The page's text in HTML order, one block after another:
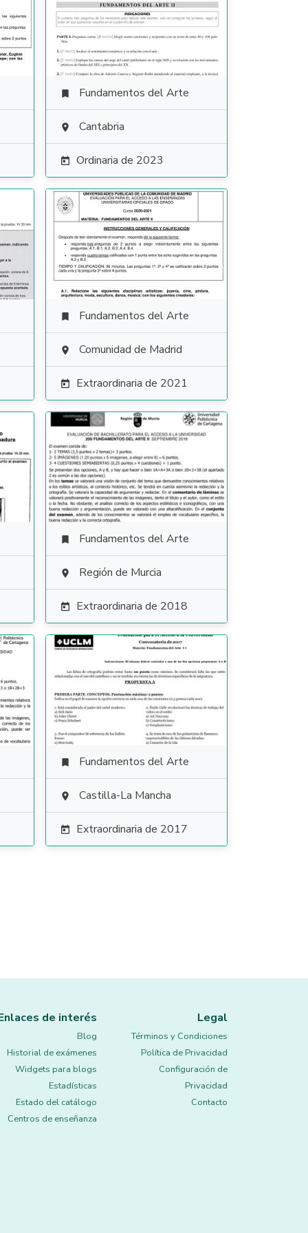
 Fundamentos del Arte
 Cantabria
 Ordinaria de 2023
 Fundamentos del Arte
 Comunidad de Madrid
 Extraordinaria de 2021
 Fundamentos del Arte
 Región de Murcia
 Extraordinaria de 2018
 Fundamentos del Arte
 Castilla-La Mancha
 Extraordinaria de 2017
de interés
Blog
Historial de exámenes
Widgets para blogs
Estadísticas
Estado del catálogo
Centros de enseñanza
Legal
Términos y Condiciones
Política de Privacidad
Configuración de
Privacidad
Contacto